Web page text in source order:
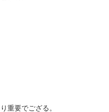
重要でござる。